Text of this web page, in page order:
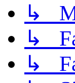
↳
↳
↳